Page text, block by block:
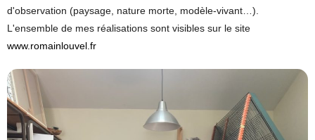
d'observation (paysage, nature morte, modèle-vivant…).
L'ensemble de mes réalisations sont visibles sur le site
www.romainlouvel.fr